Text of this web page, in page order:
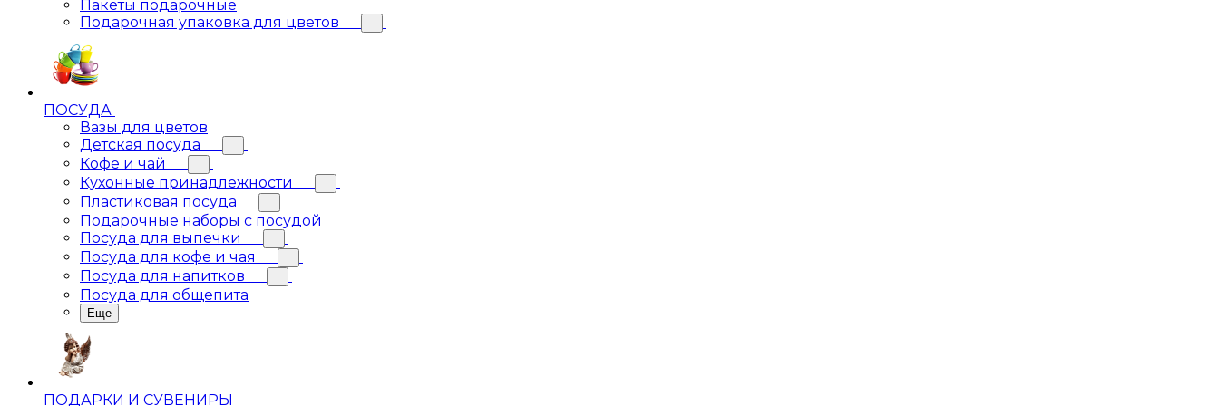
Пакеты подарочные
Подарочная упаковка для цветов
ПОСУДА
Вазы для цветов
Детская посуда
Кофе и чай
Кухонные принадлежности
Пластиковая посуда
Подарочные наборы с посудой
Посуда для выпечки
Посуда для кофе и чая
Посуда для напитков
Посуда для общепита
Еще
ПОДАРКИ И СУВЕНИРЫ